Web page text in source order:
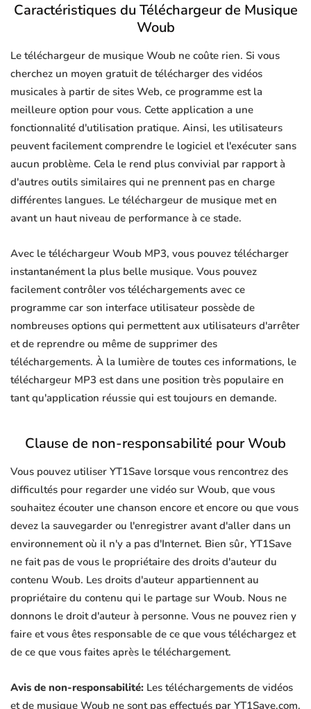
Caractéristiques du Téléchargeur de Musique
Woub
Le téléchargeur de musique Woub ne coûte rien. Si vous
cherchez un moyen gratuit de télécharger des vidéos
musicales à partir de sites Web, ce programme est la
meilleure option pour vous. Cette application a une
fonctionnalité d'utilisation pratique. Ainsi, les utilisateurs
peuvent facilement comprendre le logiciel et l'exécuter sans
aucun problème. Cela le rend plus convivial par rapport à
d'autres outils similaires qui ne prennent pas en charge
différentes langues. Le téléchargeur de musique met en
avant un haut niveau de performance à ce stade.
Avec le téléchargeur Woub MP3, vous pouvez télécharger
instantanément la plus belle musique. Vous pouvez
facilement contrôler vos téléchargements avec ce
programme car son interface utilisateur possède de
nombreuses options qui permettent aux utilisateurs d'arrêter
et de reprendre ou même de supprimer des
téléchargements. À la lumière de toutes ces informations, le
téléchargeur MP3 est dans une position très populaire en
tant qu'application réussie qui est toujours en demande.
Clause de non-responsabilité pour Woub
Vous pouvez utiliser YT1Save lorsque vous rencontrez des
difficultés pour regarder une vidéo sur Woub, que vous
souhaitez écouter une chanson encore et encore ou que vous
devez la sauvegarder ou l'enregistrer avant d'aller dans un
environnement où il n'y a pas d'Internet. Bien sûr, YT1Save
ne fait pas de vous le propriétaire des droits d'auteur du
contenu Woub. Les droits d'auteur appartiennent au
propriétaire du contenu qui le partage sur Woub. Nous ne
donnons le droit d'auteur à personne. Vous ne pouvez rien y
faire et vous êtes responsable de ce que vous téléchargez et
de ce que vous faites après le téléchargement.
Avis de non-responsabilité: Les téléchargements de vidéos
et de musique Woub ne sont pas effectués par YT1Save.com.